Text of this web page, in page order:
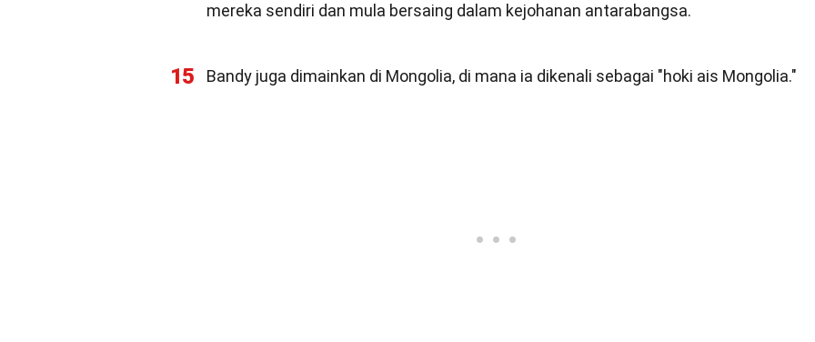
mereka sendiri dan mula bersaing dalam kejohanan antarabangsa.
15 Bandy juga dimainkan di Mongolia, di mana ia dikenali sebagai "hoki ais Mongolia."